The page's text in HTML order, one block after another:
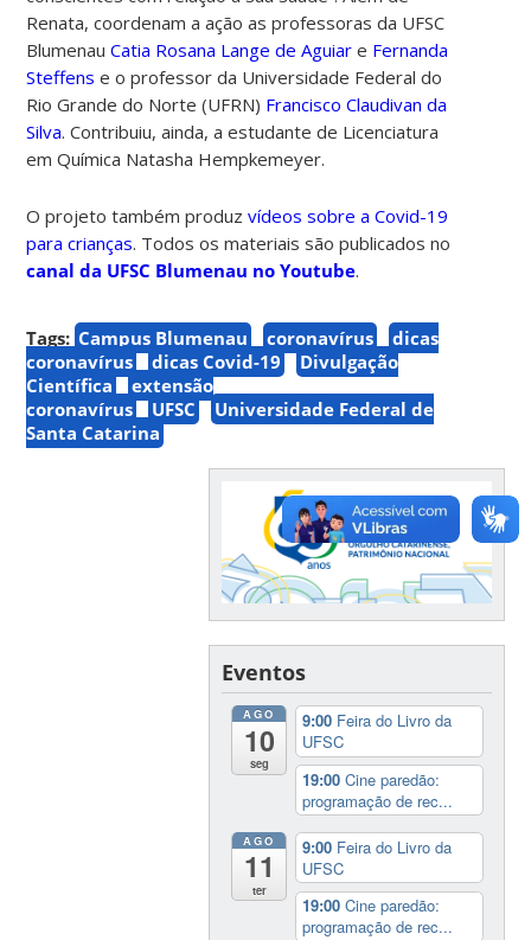
Renata, coordenam a ação as professoras da UFSC
BlumenauCatia Rosana Lange de Aguiar e Fernanda
Steffens e o professor da Universidade Federal do
Rio Grande do Norte (UFRN) Francisco Claudivan da
Silva. Contribuiu, ainda, a estudante de Licenciatura
em Química Natasha Hempkemeyer.
O projeto também produzvídeos sobre a Covid-19
para crianças. Todos os materiais são publicados no
canal da UFSC Blumenau no Youtube.
Tags: Campus Blumenau coronavírus
dicas
coronavírus
dicas Covid-19
Divulgação
Científica
extensão
coronavírus
UFSC
Universidade Federal de
Santa Catarina
Eventos
AGO
10
seg
9:00 Feira do Livro da
UFSC
19:00Cine paredão:
programação de rec...
AGO
11
ter
9:00 Feira do Livro da
UFSC
19:00Cine paredão:
programação de rec...